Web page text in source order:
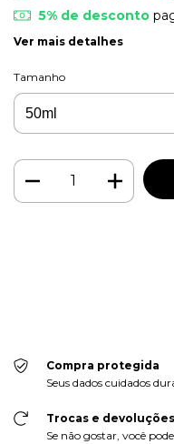
5% de desconto
Ver mais detalhes
Tamanho
Compra protegida
Seus dados cuidados
Trocas e devoluções
Se não gostar, você